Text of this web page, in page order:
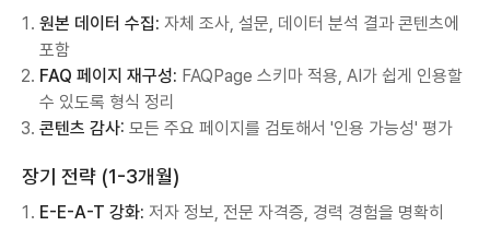
원본 데이터 수집: 자체 조사, 설문, 데이터 분석 결과 콘텐츠에
포함
FAQ 페이지 재구성: FAQPage 스키마 적용, AI가 쉽게 인용할
수 있도록 형식 정리
콘텐츠 감사: 모든 주요 페이지를 검토해서 '인용 가능성' 평가
장기 전략 (1-3개월)
E-E-A-T 강화: 저자 정보, 전문 자격증, 경력 경험을 명확히